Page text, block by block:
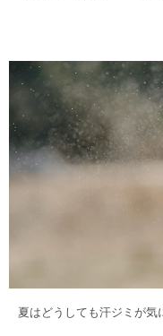
夏はどうしても汗ジミが気